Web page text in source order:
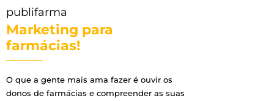
publifarma
Marketing para
farmácias!
O que a gente mais ama fazer é ouvir os
donos de farmácias e compreender as suas